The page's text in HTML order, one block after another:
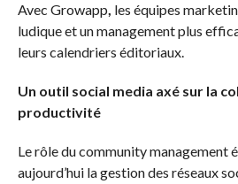
Avec Growapp, les équipes
ludique et un management plus
leurs calendriers éditoriaux.
Un outil social media axé sur la
productivité
Le rôle du community management
aujourd’hui la gestion des réseaux